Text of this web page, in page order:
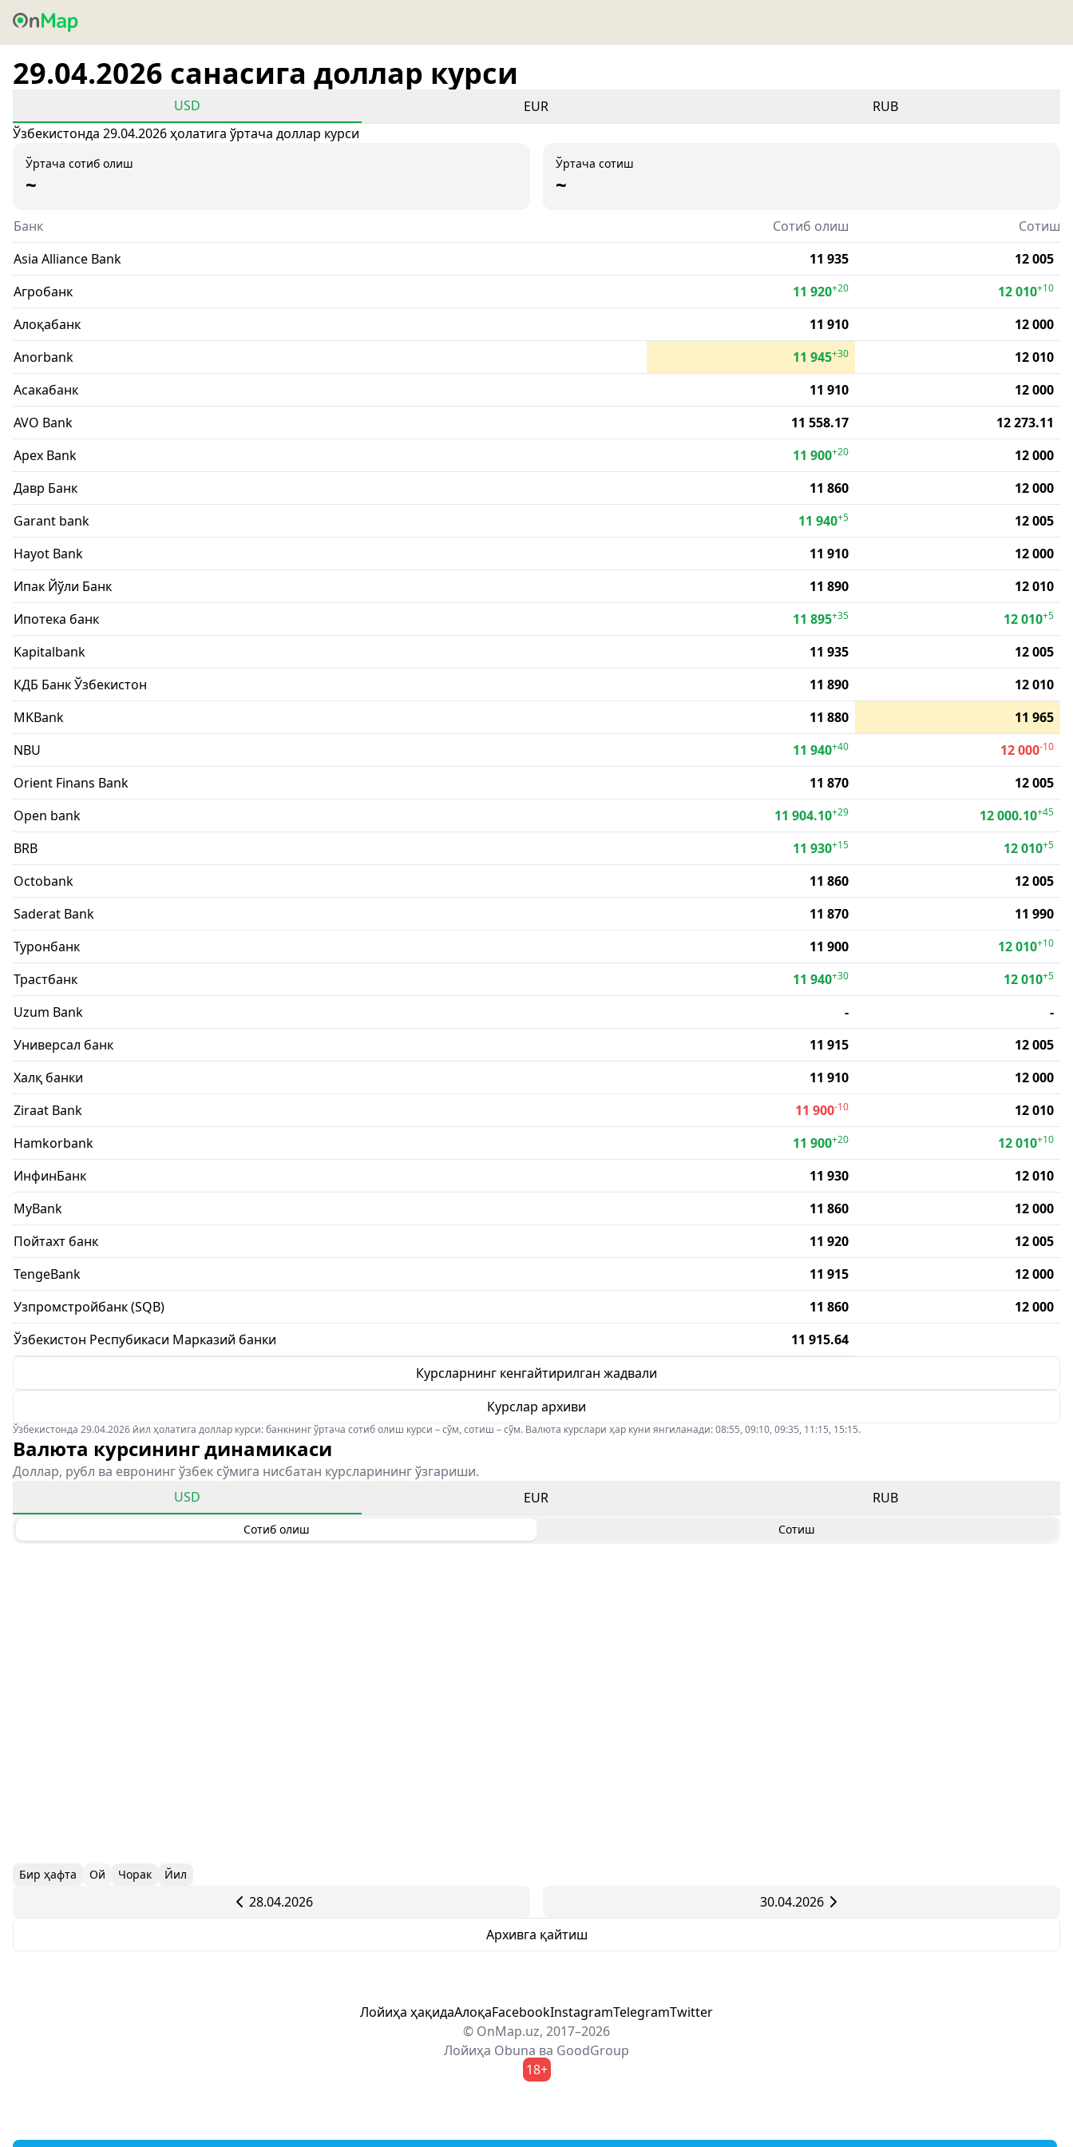
29.04.2026 санасига доллар курси
USD EUR
RUB
Ўзбекистонда 29.04.2026 ҳолатига ўртача доллар курси
Ўртача сотиб олиш
~
Ўртача сотиш
~
Банк Сотиб олиш
Сотиш
Asia Alliance Bank
11 935
12 005
Агробанк
11 920+20 12 010+10
Алоқабанк 11 910
12 000
Anorbank
11 945+30
12 010
Асакабанк
11 910
12 000
AVO Bank
11 558.17
12 273.11
Apex Bank
11 900+20
12 000
Давр Банк
11 860
12 000
Garant bank
11 940+5
12 005
Hayot Bank
11 910
12 000
Ипак Йўли Банк
11 890
12 010
Ипотека банк
11 895+35 12 010+5
Kapitalbank 11 935
12 005
КДБ Банк Ўзбекистон
11 890
12 010
MKBank
11 880
11 965
NBU
11 940+40 12 000-10
Orient Finans Bank 11 870
12 005
Open bank
11 904.10+29 12 000.10+45
BRB 11 930+15 12 010+5
Octobank 11 860
12 005
Saderat Bank
11 870
11 990
Туронбанк
11 900 12 010+10
Трастбанк 11 940+30 12 010+5
Uzum Bank -
-
Универсал банк
11 915
12 005
Халқ банки
11 910
12 000
Ziraat Bank
11 900-10
12 010
Hamkorbank
11 900+20 12 010+10
ИнфинБанк 11 930
12 010
MyBank
11 860
12 000
Пойтахт банк
11 920
12 005
TengeBank
11 915
12 000
Узпромстройбанк (SQB)
11 860
12 000
Ўзбекистон Респубикаси Марказий банки
11 915.64
Курсларнинг кенгайтирилган жадвали
Курслар архиви
Ўзбекистонда 29.04.2026 йил ҳолатига доллар курси: банкнинг ўртача сотиб олиш курси – сўм, сотиш – сўм. Валюта курслари ҳар куни янгиланади: 08:55, 09:10, 09:35, 11:15, 15:15.
Валюта курсининг динамикаси
Доллар, рубл ва евронинг ўзбек сўмига нисбатан курсларининг ўзгариши.
USD
EUR RUB
Сотиб олиш Сотиш
Бир ҳафта Ой Чорак Йил
28.04.2026
30.04.2026
Архивга қайтиш
Лойиҳа ҳақидаАлоқаFacebookInstagramTelegramTwitter
© OnMap.uz, 2017–2026
Лойиҳа Obuna ва GoodGroup
18+